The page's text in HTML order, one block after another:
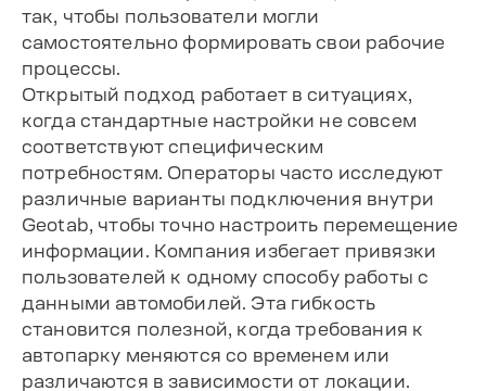
так, чтобы пользователи могли
самостоятельно формировать свои рабочие
процессы.
Открытый подход работает в ситуациях,
когда стандартные настройки не совсем
соответствуют специфическим
потребностям. Операторы часто исследуют
различные варианты подключения внутри
Geotab, чтобы точно настроить перемещение
информации. Компания избегает привязки
пользователей к одному способу работы с
данными автомобилей. Эта гибкость
становится полезной, когда требования к
автопарку меняются со временем или
различаются в зависимости от локации.